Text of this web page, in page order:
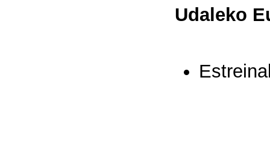
Udaleko